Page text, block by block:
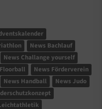
News Bachlauf
News Challange yourself
News Förderverein
News Handball
News Judo